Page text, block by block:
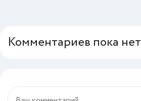
Комментариев пока нет